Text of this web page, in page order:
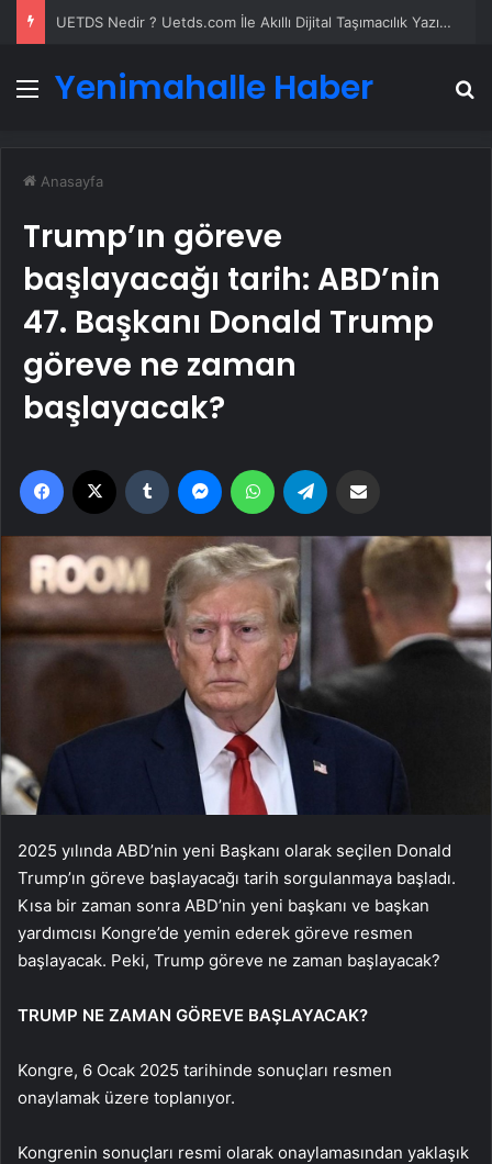
Yeni Dünya Düzensizliği Çağında Türk Dış Politikası ve Hakan Fidan Faktörü
Menü
Yenimahalle Haber
Anasayfa
Trump’ın göreve
başlayacağı tarih: ABD’nin
47. Başkanı Donald Trump
göreve ne zaman
başlayacak?
Facebook Tumblr MessengerWhatsApp
2025 yılında ABD’nin yeni Başkanı olarak seçilen Donald
Trump’ın göreve başlayacağı tarih sorgulanmaya başladı.
Kısa bir zaman sonra ABD’nin yeni başkanı ve başkan
yardımcısı Kongre’de yemin ederek göreve resmen
başlayacak. Peki, Trump göreve ne zaman başlayacak?
TRUMP NE ZAMAN GÖREVE BAŞLAYACAK?
Kongre, 6 Ocak 2025 tarihinde sonuçları resmen
onaylamak üzere toplanıyor.
Kongrenin sonuçları resmi olarak onaylamasından yaklaşık